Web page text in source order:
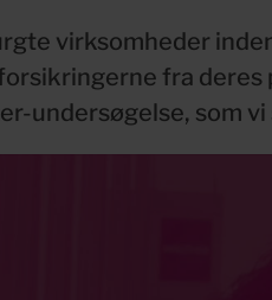
virksomheder
fra
undersøgelse, som vi